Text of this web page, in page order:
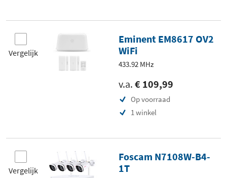
Vergelijk
Eminent EM8617 OV2
WiFi
433.92 MHz
v.a. € 109,99
Op voorraad
1 winkel
Vergelijk
Foscam N7108W-B4-
1T